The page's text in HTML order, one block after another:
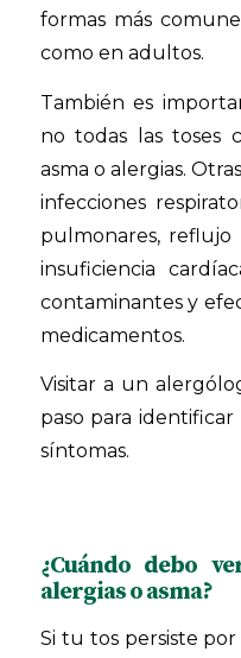
formas más
como en adultos.
También es
no todas las toses
asma o alergias.
infecciones
pulmonares, reflujo
insuficiencia
contaminantes y
medicamentos.
Visitar a un
paso para
síntomas.
¿Cuándo debo
alergias o asma?
Si tu tos persiste por